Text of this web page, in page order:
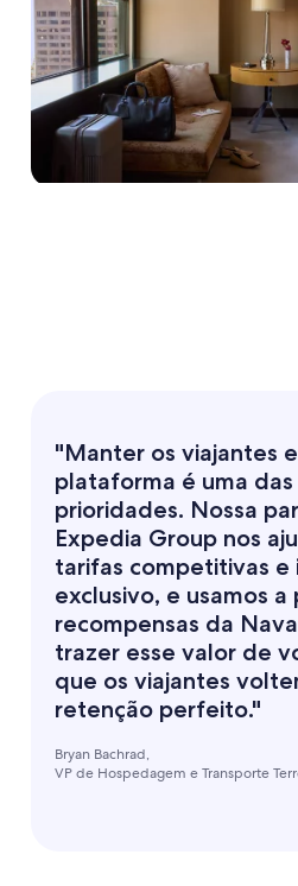
"Manter os viajantes
plataforma é uma das
prioridades. Nossa
Expedia Group nos
tarifas competitivas e
exclusivo, e usamos
recompensas da
trazer esse valor de
que os viajantes
retenção perfeito."
Bryan Bachrad,
VP de Hospedagem e Transporte